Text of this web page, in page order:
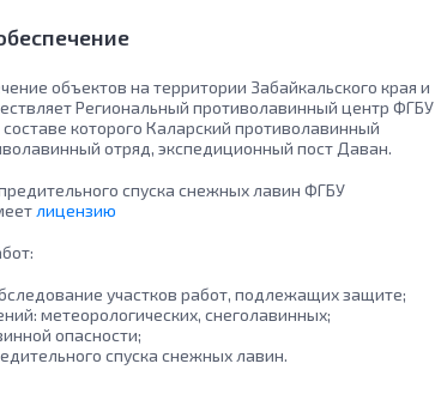
объектов на территории Забайкальского края и
Региональный противолавинный центр ФГБУ
которого Каларский противолавинный
отряд, экспедиционный пост Даван.
спуска снежных лавин ФГБУ
лицензию
участков работ, подлежащих защите;
метеорологических, снеголавинных;
опасности;
спуска снежных лавин.